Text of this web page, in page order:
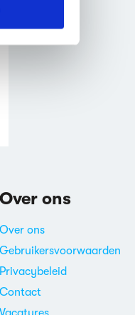
Over ons
Over ons
Gebruikersvoorwaarden
Privacybeleid
Contact